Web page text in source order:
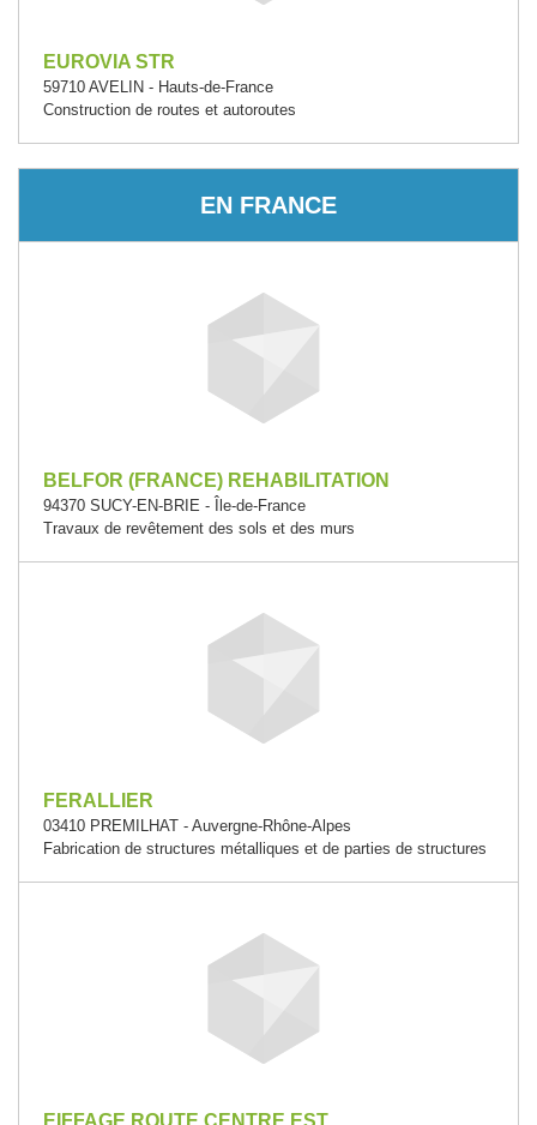
EUROVIA STR
59710 AVELIN - Hauts-de-France
Construction de routes et autoroutes
EN FRANCE
BELFOR (FRANCE) REHABILITATION
94370 SUCY-EN-BRIE - Île-de-France
Travaux de revêtement des sols et des murs
FERALLIER
03410 PREMILHAT - Auvergne-Rhône-Alpes
Fabrication de structures métalliques et de parties de structures
EIFFAGE ROUTE CENTRE EST